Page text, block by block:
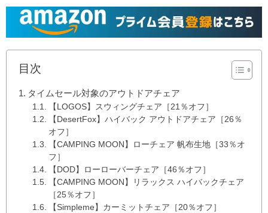
目次
タイムセール対象のアウトドアチェア
【LOGOS】スウィングチェア［21％オフ］
【DesertFox】ハイバック アウトドアチェア［26％
オフ］
【CAMPING MOON】ローチェア 帆布生地［33％オ
フ］
【DOD】ローローバーチェア［46％オフ］
【CAMPING MOON】リラックス ハイバックチェア
［25％オフ］
【Simpleme】カーミットチェア［20％オフ］